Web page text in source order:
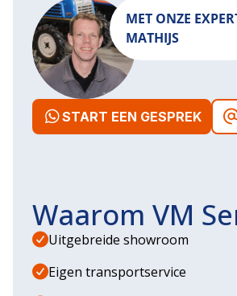
MET ONZE
MATHIJS
START EEN GESPREK
Waarom VM
Uitgebreide showroom
Eigen transportservice